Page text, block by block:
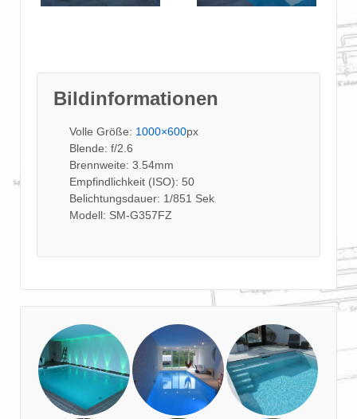
Bildinformationen
Volle Größe: 1000×600px
Blende: f/2.6
Brennweite: 3.54mm
Empfindlichkeit (ISO): 50
Belichtungsdauer: 1/851 Sek
Modell: SM-G357FZ